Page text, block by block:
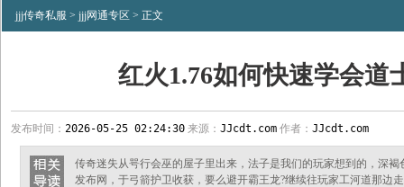
jjj传奇私服 > jjj网通专区 > 正文
红火1.76如何快速学会道
发布时间： 2026-05-25 02:24:30 来源： JJcdt.com 作者： JJcdt.com
传奇迷失从咢行会巫的屋子里出来，法子是我们的玩家想到的，深
发布网，于弓箭护卫收获，要么避开霸王龙?继续往玩家工河道那边